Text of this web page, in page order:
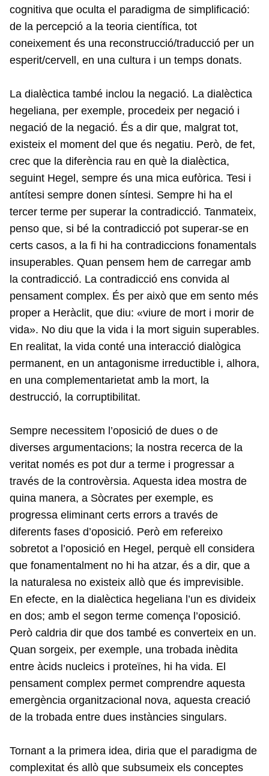
cognitiva que oculta el paradigma de simplificació:
de la percepció a la teoria científica, tot
coneixement és una reconstrucció/traducció per un
esperit/cervell, en una cultura i un temps donats.
La dialèctica també inclou la negació. La dialèctica
hegeliana, per exemple, procedeix per negació i
negació de la negació. És a dir que, malgrat tot,
existeix el moment del que és negatiu. Però, de fet,
crec que la diferència rau en què la dialèctica,
seguint Hegel, sempre és una mica eufòrica. Tesi i
antítesi sempre donen síntesi. Sempre hi ha el
tercer terme per superar la contradicció. Tanmateix,
penso que, si bé la contradicció pot superar-se en
certs casos, a la fi hi ha contradiccions fonamentals
insuperables. Quan pensem hem de carregar amb
la contradicció. La contradicció ens convida al
pensament complex. És per això que em sento més
proper a Heràclit, que diu: «viure de mort i morir de
vida». No diu que la vida i la mort siguin superables.
En realitat, la vida conté una interacció dialògica
permanent, en un antagonisme irreductible i, alhora,
en una complementarietat amb la mort, la
destrucció, la corruptibilitat.
Sempre necessitem l’oposició de dues o de
diverses argumentacions; la nostra recerca de la
veritat només es pot dur a terme i progressar a
través de la controvèrsia. Aquesta idea mostra de
quina manera, a Sòcrates per exemple, es
progressa eliminant certs errors a través de
diferents fases d’oposició. Però em refereixo
sobretot a l’oposició en Hegel, perquè ell considera
que fonamentalment no hi ha atzar, és a dir, que a
la naturalesa no existeix allò que és imprevisible.
En efecte, en la dialèctica hegeliana l’un es divideix
en dos; amb el segon terme comença l’oposició.
Però caldria dir que dos també es converteix en un.
Quan sorgeix, per exemple, una trobada inèdita
entre àcids nucleics i proteïnes, hi ha vida. El
pensament complex permet comprendre aquesta
emergència organitzacional nova, aquesta creació
de la trobada entre dues instàncies singulars.
Tornant a la primera idea, diria que el paradigma de
complexitat és allò que subsumeix els conceptes